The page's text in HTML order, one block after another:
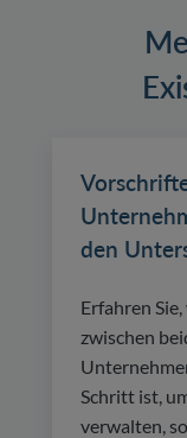
den
Erfahren
zwischen
Schritt ist,
verwalten,